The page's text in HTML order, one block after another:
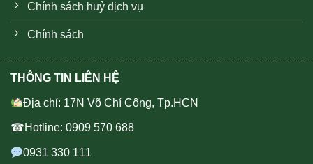
Chính sách huỷ dịch vụ
Chính sách
THÔNG TIN LIÊN HỆ
Địa chỉ: 17N Võ Chí Công, Tp.HCN
☎Hotline: 0909 570 688
0931 330 111